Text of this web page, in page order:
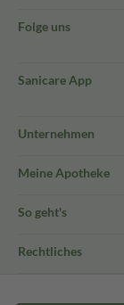
Folge uns
Sanicare App
Unternehmen
Meine Apotheke
So geht's
Rechtliches